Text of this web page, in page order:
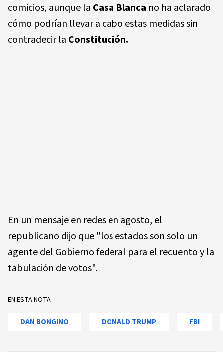
comicios, aunque la Casa Blanca no ha aclarado
cómo podrían llevar a cabo estas medidas sin
contradecir la Constitución.
En un mensaje en redes en agosto, el
republicano dijo que "los estados son solo un
agente del Gobierno federal para el recuento y la
tabulación de votos".
EN ESTA NOTA
DAN BONGINO DONALD TRUMP FBI